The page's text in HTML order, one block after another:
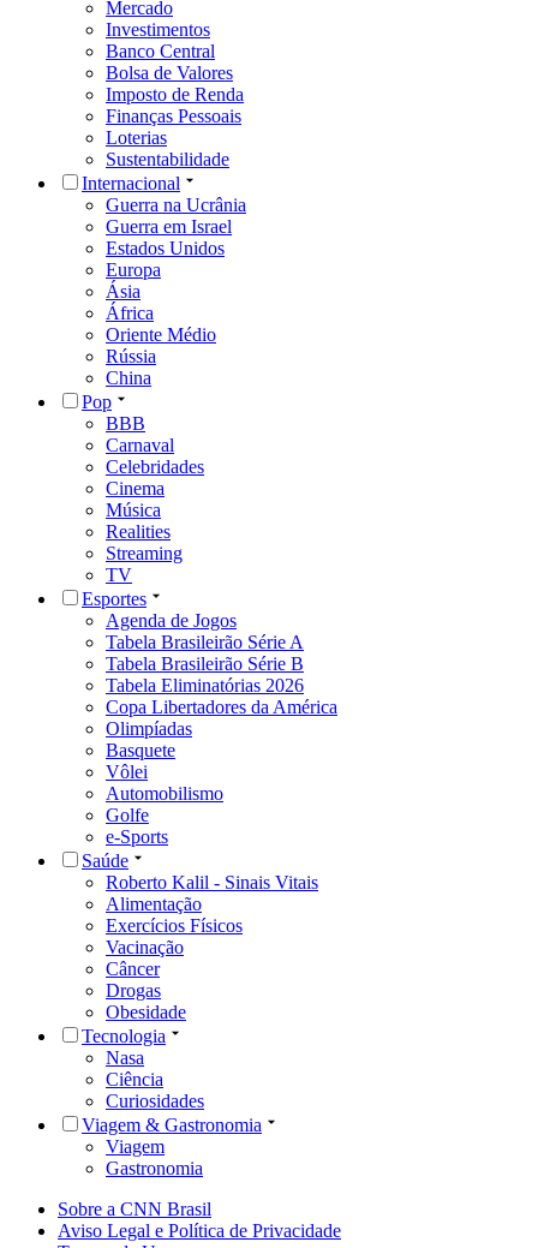
Mercado
Investimentos
Banco Central
Bolsa de Valores
Imposto de Renda
Finanças Pessoais
Loterias
Sustentabilidade
Internacional
Guerra na Ucrânia
Guerra em Israel
Estados Unidos
Europa
Ásia
África
Oriente Médio
Rússia
China
Pop
BBB
Carnaval
Celebridades
Cinema
Música
Realities
Streaming
TV
Esportes
Agenda de Jogos
Tabela Brasileirão Série A
Tabela Brasileirão Série B
Tabela Eliminatórias 2026
Copa Libertadores da América
Olimpíadas
Basquete
Vôlei
Automobilismo
Golfe
e-Sports
Saúde
Roberto Kalil - Sinais Vitais
Alimentação
Exercícios Físicos
Vacinação
Câncer
Drogas
Obesidade
Tecnologia
Nasa
Ciência
Curiosidades
Viagem & Gastronomia
Viagem
Gastronomia
Sobre a CNN Brasil
Aviso Legal e Política de Privacidade